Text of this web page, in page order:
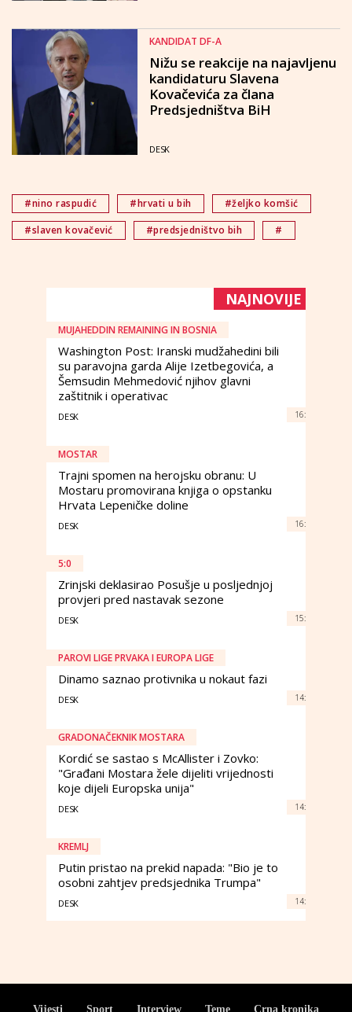
KANDIDAT DF-A
Nižu se reakcije na najavljenu
kandidaturu Slavena
Kovačevića za člana
Predsjedništva BiH
DESK
#nino raspudić #hrvati u bih
#željko komšić
#slaven kovačević
#predsjedništvo bih #
NAJNOVIJE
MUJAHEDDIN REMAINING IN BOSNIA
Washington Post: Iranski mudžahedini bili
su paravojna garda Alije Izetbegovića, a
Šemsudin Mehmedović njihov glavni
zaštitnik i operativac
DESK 16:
MOSTAR
Trajni spomen na herojsku obranu: U
Mostaru promovirana knjiga o opstanku
Hrvata Lepeničke doline
DESK 16:
5:0
Zrinjski deklasirao Posušje u posljednjoj
provjeri pred nastavak sezone
DESK 15:
PAROVI LIGE PRVAKA I EUROPA LIGE
Dinamo saznao protivnika u nokaut fazi
DESK 14:
GRADONAČEKNIK MOSTARA
Kordić se sastao s McAllister i Zovko:
"Građani Mostara žele dijeliti vrijednosti
koje dijeli Europska unija"
DESK 14:
KREMLJ
Putin pristao na prekid napada: "Bio je to
osobni zahtjev predsjednika Trumpa"
DESK 14:
Vijesti Sport Interview Teme Crna kronika